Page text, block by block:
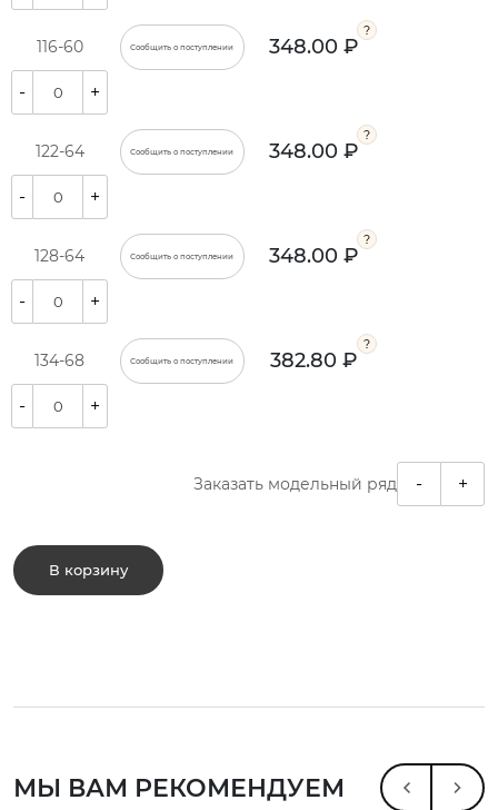
116-60 Сообщить о поступлении 348.00 ₽
- +
122-64 Сообщить о поступлении 348.00 ₽
- +
128-64 Сообщить о поступлении 348.00 ₽
- +
134-68 Сообщить о поступлении 382.80 ₽
- +
Заказать модельный ряд - +
В корзину
МЫ ВАМ РЕКОМЕНДУЕМ